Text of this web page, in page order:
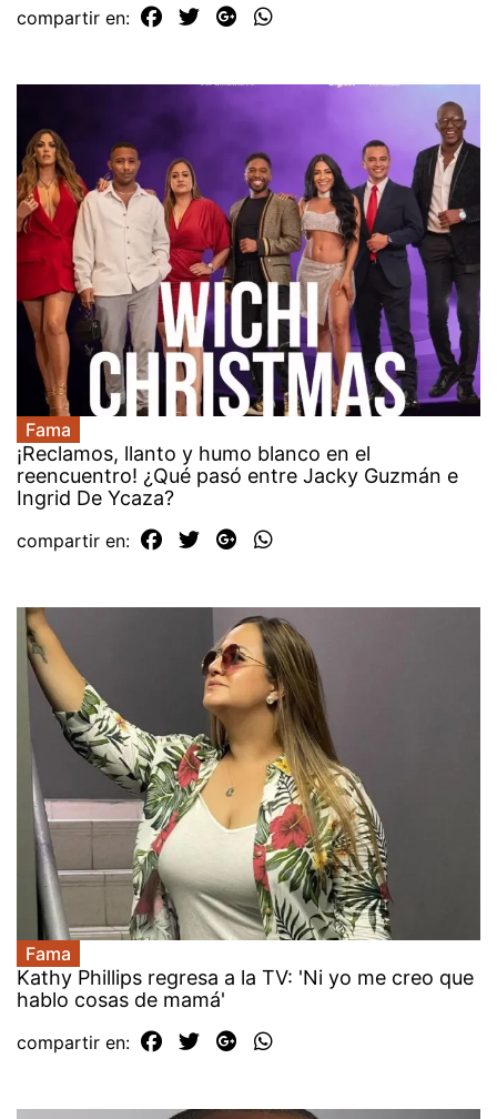
compartir en:
Fama
¡Reclamos, llanto y humo blanco en el
reencuentro! ¿Qué pasó entre Jacky Guzmán e
Ingrid De Ycaza?
compartir en:
Fama
Kathy Phillips regresa a la TV: 'Ni yo me creo que
hablo cosas de mamá'
compartir en: